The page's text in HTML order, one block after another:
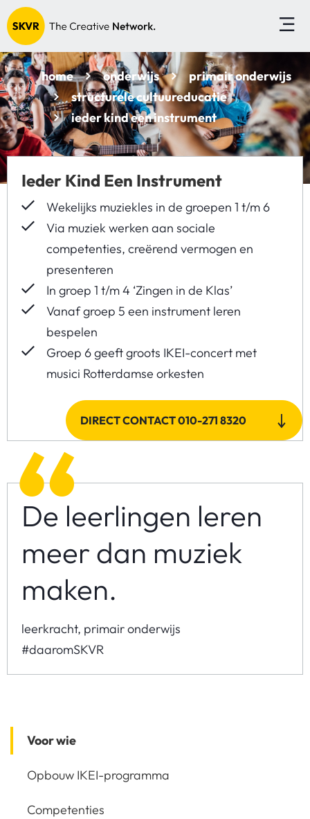
home onderwijs
primair onderwijs
structurele cultuureducatie
ieder kind een instrument
Ieder Kind Een Instrument
Wekelijks muziekles in de groepen 1 t/m 6
Via muziek werken aan sociale
competenties, creërend vermogen en
presenteren
In groep 1 t/m 4 ‘Zingen in de Klas’
Vanaf groep 5 een instrument leren
bespelen
Groep 6 geeft groots IKEI-concert met
musici Rotterdamse orkesten
DIRECT CONTACT 010-271 8320
De leerlingen leren
meer dan muziek
maken.
leerkracht, primair onderwijs
#daaromSKVR
Voor wie
Opbouw IKEI-programma
Competenties